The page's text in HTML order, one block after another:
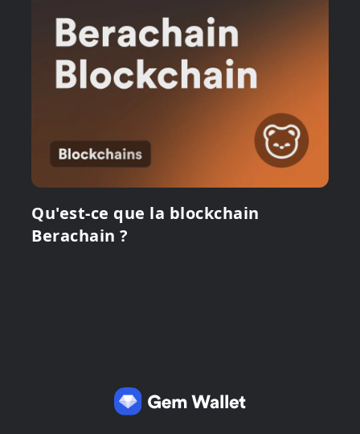
Qu'est-ce que la blockchain
Berachain ?